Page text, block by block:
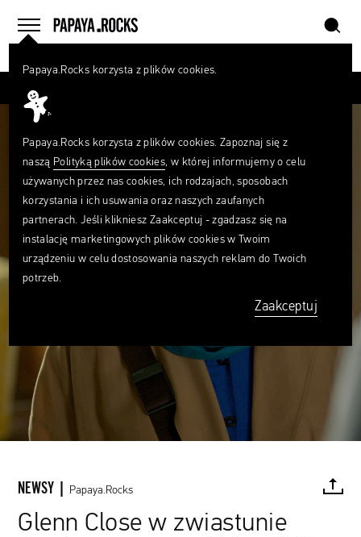
menu
home szukaj
NEWSY | Papaya.Rocks
Glenn Close w zwiastunie
Papaya.Rocks korzysta z plików cookies.
Papaya.Rocks korzysta z plików cookies. Zapoznaj się z
naszą Polityką plików cookies, w której informujemy o celu
używanych przez nas cookies, ich rodzajach, sposobach
korzystania i ich usuwania oraz naszych zaufanych
partnerach. Jeśli klikniesz Zaakceptuj - zgadzasz się na
instalację marketingowych plików cookies w Twoim
urządzeniu w celu dostosowania naszych reklam do Twoich
potrzeb.
Zaakceptuj
Czego
szukasz?